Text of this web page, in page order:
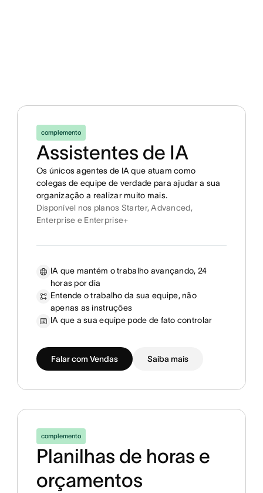
complemento
Assistentes de IA
Os únicos agentes de IA que atuam como
colegas de equipe de verdade para ajudar a sua
organização a realizar muito mais.
Disponível nos planos Starter, Advanced,
Enterprise e Enterprise+
IA que mantém o trabalho avançando, 24
horas por dia
Entende o trabalho da sua equipe, não
apenas as instruções
IA que a sua equipe pode de fato controlar
Falar com Vendas Saiba mais
complemento
Planilhas de horas e
orçamentos